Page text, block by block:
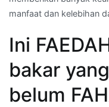
manfaat dan kelebihan
Ini
bakar
belum